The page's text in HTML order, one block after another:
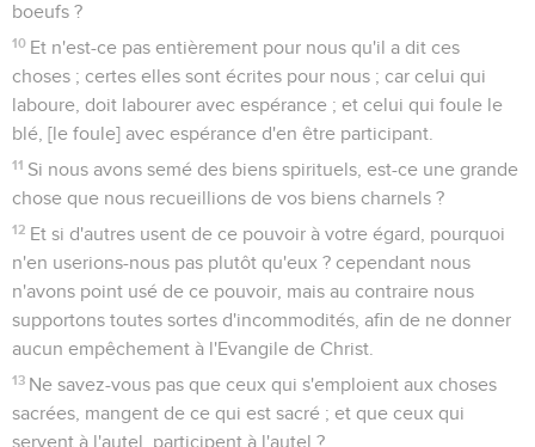
boeufs ?
10 Et n'est-ce pas entièrement pour nous qu'il a dit ces
choses ; certes elles sont écrites pour nous ; car celui qui
laboure, doit labourer avec espérance ; et celui qui foule le
blé, [le foule] avec espérance d'en être participant.
11 Si nous avons semé des biens spirituels, est-ce une grande
chose que nous recueillions de vos biens charnels ?
12 Et si d'autres usent de ce pouvoir à votre égard, pourquoi
n'en userions-nous pas plutôt qu'eux ? cependant nous
n'avons point usé de ce pouvoir, mais au contraire nous
supportons toutes sortes d'incommodités, afin de ne donner
aucun empêchement à l'Evangile de Christ.
13 Ne savez-vous pas que ceux qui s'emploient aux choses
sacrées, mangent de ce qui est sacré ; et que ceux qui
servent à l'autel, participent à l'autel ?